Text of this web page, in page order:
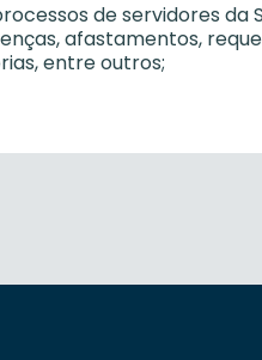
de servidores da
afastamentos,
entre outros;
referentes
Probatório;
dos
para fins de
e à melhoria das